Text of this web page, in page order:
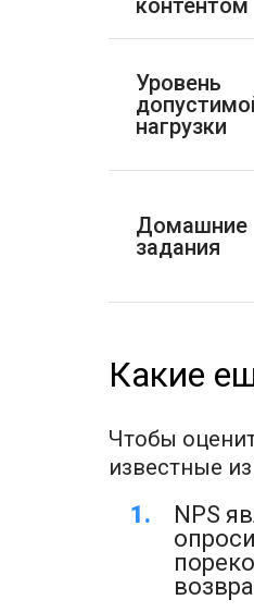
контентом
Уровень
нагрузки
Домашние
задания
Какие
Чтобы
известные
NPS